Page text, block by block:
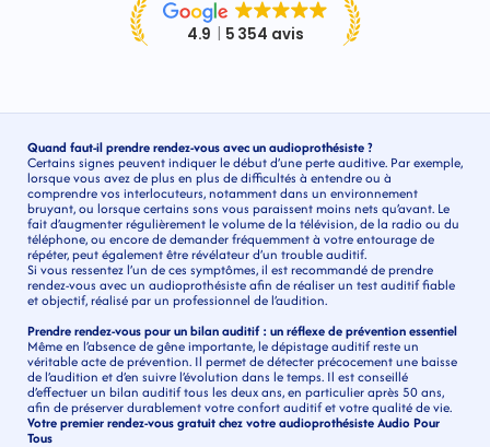
Quand faut-il prendre rendez-vous avec un audioprothésiste ?
Certains signes peuvent indiquer le début d’une perte auditive. Par exemple,
lorsque vous avez de plus en plus de difficultés à entendre ou à
comprendre vos interlocuteurs, notamment dans un environnement
bruyant, ou lorsque certains sons vous paraissent moins nets qu’avant. Le
fait d’augmenter régulièrement le volume de la télévision, de la radio ou du
téléphone, ou encore de demander fréquemment à votre entourage de
répéter, peut également être révélateur d’un trouble auditif.
Si vous ressentez l’un de ces symptômes, il est recommandé de prendre
rendez-vous avec un audioprothésiste afin de réaliser un test auditif fiable
et objectif, réalisé par un professionnel de l’audition.
Prendre rendez-vous pour un bilan auditif : un réflexe de prévention essentiel
Même en l’absence de gêne importante, le dépistage auditif reste un
véritable acte de prévention. Il permet de détecter précocement une baisse
de l’audition et d’en suivre l’évolution dans le temps. Il est conseillé
d’effectuer un bilan auditif tous les deux ans, en particulier après 50 ans,
afin de préserver durablement votre confort auditif et votre qualité de vie.
Votre premier rendez-vous gratuit chez votre audioprothésiste Audio Pour
Tous